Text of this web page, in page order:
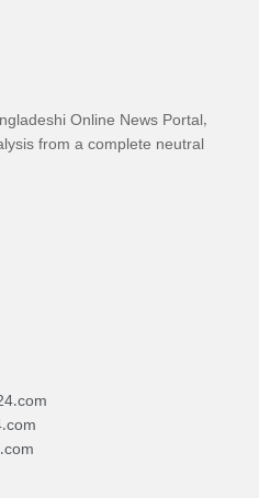
Online News Portal,
from a complete neutral